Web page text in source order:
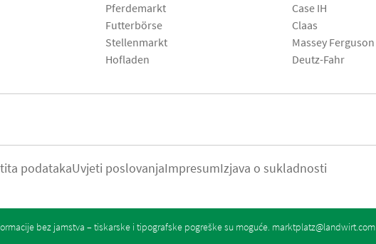
Pferdemarkt
Futterbörse
Stellenmarkt
Hofladen
Case IH
Claas
Massey Ferguson
Deutz-Fahr
podatakaUvjeti poslovanjaImpresumIzjava o sukladnosti
bez jamstva – tiskarske i tipografske pogreške su moguće. marktplatz@landwirt.com